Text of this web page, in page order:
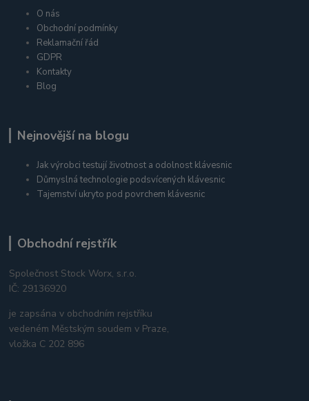
O nás
Obchodní podmínky
Reklamační řád
GDPR
Kontakty
Blog
Nejnovější na blogu
Jak výrobci testují životnost a odolnost klávesnic
Důmyslná technologie podsvícených klávesnic
Tajemství ukryto pod povrchem klávesnic
Obchodní rejstřík
Společnost Stock Worx, s.r.o.
IČ: 29136920
je zapsána v obchodním rejstříku
vedeném Městským soudem v Praze,
vložka C 202 896